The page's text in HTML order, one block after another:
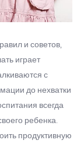
и советов,
играет
с
до нехватки
всегда
ребенка.
продуктивную